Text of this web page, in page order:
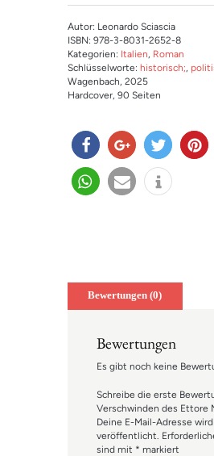
Autor: Leonardo Sciascia
ISBN: 978-3-8031-2652-8
Kategorien: Italien, Roman
Schlüsselworte: historisch;,
Wagenbach, 2025
Hardcover, 90 Seiten
teilen teilen twitter
Bewertungen (0)
Bewertungen
Es gibt noch keine
Schreibe die erste
Verschwinden des Ettore
Deine E-Mail-Adresse
veröffentlicht.
sind mit * markiert